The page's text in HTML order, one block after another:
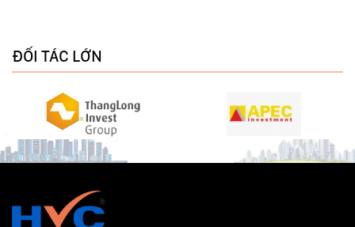
ĐỐI TÁC LỚN